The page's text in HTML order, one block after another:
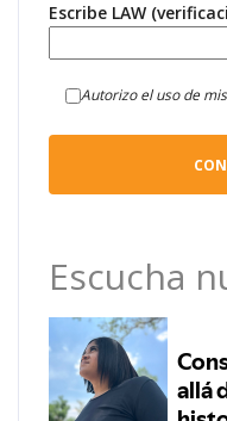
Escribe LAW
Autorizo el uso de
Escucha